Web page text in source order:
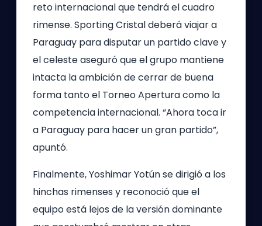
reto internacional que tendrá el cuadro
rimense. Sporting Cristal deberá viajar a
Paraguay para disputar un partido clave y
el celeste aseguró que el grupo mantiene
intacta la ambición de cerrar de buena
forma tanto el Torneo Apertura como la
competencia internacional. “Ahora toca ir
a Paraguay para hacer un gran partido”,
apuntó.
Finalmente, Yoshimar Yotún se dirigió a los
hinchas rimenses y reconoció que el
equipo está lejos de la versión dominante